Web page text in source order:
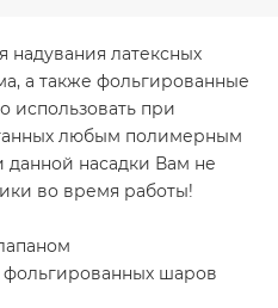
надувания латексных
а также фольгированные
использовать при
любым полимерным
насадки Вам не
во время работы!
фольгированных шаров